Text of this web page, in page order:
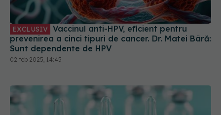
EXCLUSIV
prevenirea a cinci tipuri de cancer. Dr. Matei Bâră:
Sunt dependente de HPV
02 feb 2025, 14:45